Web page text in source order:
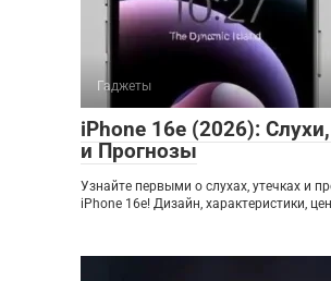
Гаджеты
iPhone 16e (2026):
и Прогнозы
Узнайте первыми о слухах, утечках и
iPhone 16e! Дизайн, характеристики,